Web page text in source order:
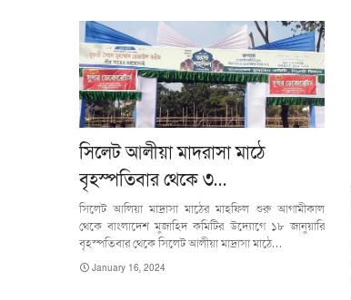
সিলেট আলীয়া মাদরাসা মাঠে
বৃহস্পতিবার থেকে ৩…
সিলেট আলিয়া মাদ্রাসা মাঠের মাহফিল শুরু আগামীকাল
থেকে বাংলাদেশ মুজাহিদ কমিটির উদ্যোগে ১৮ জানুয়ারি
বৃহস্পতিবার থেকে সিলেট আলীয়া মাদ্রাসা মাঠে…
January 16, 2024